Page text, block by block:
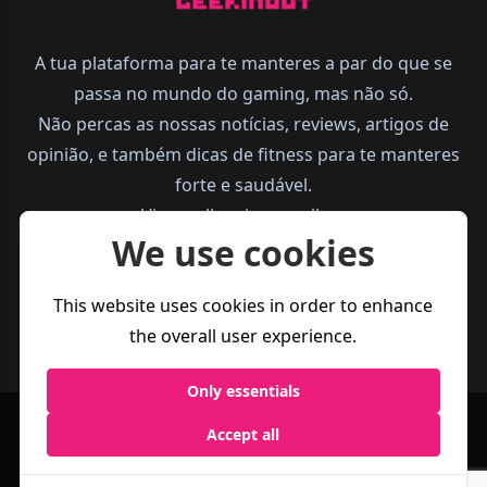
A tua plataforma para te manteres a par do que se
passa no mundo do gaming, mas não só.
Não percas as nossas notícias, reviews, artigos de
opinião, e também dicas de fitness para te manteres
forte e saudável.
Vive melhor, joga melhor.
Business
Política de
We use cookies
This website uses cookies in order to enhance
the overall user experience.
Only essentials
Accept all